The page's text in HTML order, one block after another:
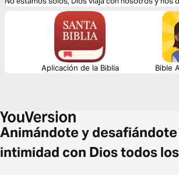
Solo a través de su Palabra podremos ser
pruebas que nos sobrevendrán en este mundo.
Aplicación de la Biblia Bible
Animándote y
intimidad con Dios todos